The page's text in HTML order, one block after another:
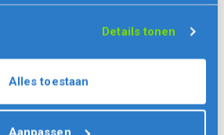
Details tonen
Alles toestaan